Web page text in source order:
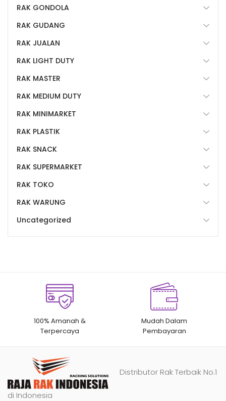
RAK GONDOLA
RAK GUDANG
RAK JUALAN
RAK LIGHT DUTY
RAK MASTER
RAK MEDIUM DUTY
RAK MINIMARKET
RAK PLASTIK
RAK SNACK
RAK SUPERMARKET
RAK TOKO
RAK WARUNG
Uncategorized
100% Amanah &
Terpercaya
Mudah Dalam
Pembayaran
Distributor Rak Terbaik No.1
di Indonesia